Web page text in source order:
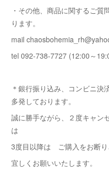
・その他、商品に関するご
ります。
mail
tel 092-738-7727 (12:00～
＊銀行振り込み、コンビニ決
多発しております。
誠に勝手ながら、２度キャン
は
3度目以降は ご購入をお断り
宜しくお願いいたします。